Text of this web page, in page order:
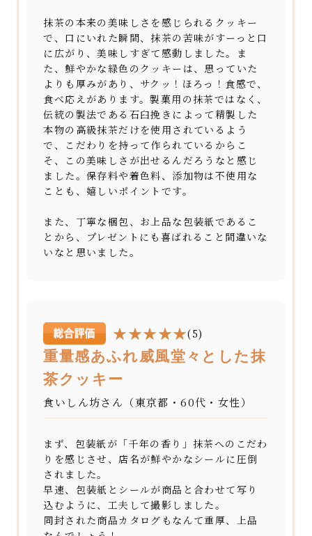
抹茶の本来の美味しさを感じられるクッキー
で、口にいれた瞬間、抹茶の苦味がすーっと口
に広がり、美味しすぎて感動しました。ま
た、鮮やかな緑色のクッキーは、思っていた
よりも厚みがあり、サクッ！ほろっ！食感で、
食べ応えがあります。製菓用の抹茶ではなく、
伝統の製法である石臼挽きによって精製した
本物の高級抹茶だけを使用されているよう
で、こだわりを持って作られているからこ
そ、この美味しさが出せるんだろうなと感じ
ました。保存料や着色料、添加物は不使用な
ことも、嬉しいポイントです。
また、丁寧な梱包、お上品な包装紙であるこ
とから、プレゼントにも喜ばれること間違いな
いなと思いました。
重量感あふれ威風堂々とした抹
茶クッキー
食いしん坊さん（東京都・60代・女性）
(5)
まず、包装紙が「千年の香り」抹茶へのこだわ
りを感じさせ、店名が鮮やかなシールに圧倒
されました。
早速、包装紙とシールが商品と合わせて写り
込むように、工夫して撮影しました。
同封された商品カタログもなんて重厚、上品